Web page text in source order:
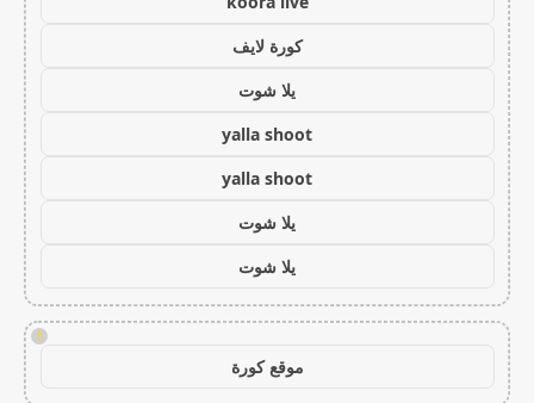
كورة لايف
يلا شوت
yalla shoot
yalla shoot
يلا شوت
يلا شوت
!
موقع كورة